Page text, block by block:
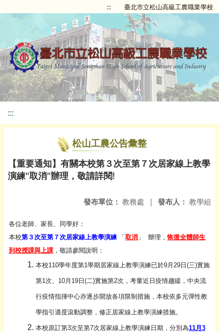
::: 臺北市立松山高級工農職業學校
:::
松山工農公告彙整
【重要通知】有關本校第３次至第７次居家線上教學
演練"取消"辦理，敬請詳閱!
發布人： 教學組
發布單位： 教務處 |
各位老師、家長、同學好：
本校第３次至第７次居家線上教學演練 「 取消 」 辦理，恢復全體師生
到校授課與上課 ，敬請參閱說明：
本校110學年度第1學期居家線上教學演練已於9月29日(三)實施
第1次、10月19日(二)實施第2次，考量近日疫情趨緩， 中央流
行疫情指揮中心亦逐步開放各項限制措施， 本校依多元彈性教
學指引適度滾動調整， 修正居家線上教學演練措施。
本校原訂第3次至第7次居家線上教學演練日期，分別為11月3